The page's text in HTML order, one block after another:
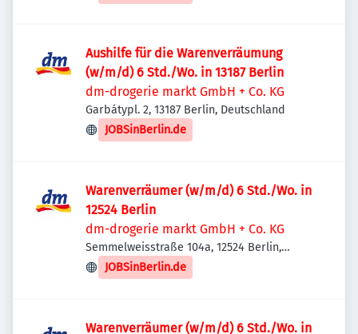
Aushilfe für die Warenverräumung
(w/m/d) 6 Std./Wo. in 13187 Berlin
dm-drogerie markt GmbH + Co. KG
Garbátypl. 2, 13187 Berlin, Deutschland
JOBSinBerlin.de
Warenverräumer (w/m/d) 6 Std./Wo. in
12524 Berlin
dm-drogerie markt GmbH + Co. KG
Semmelweisstraße 104a, 12524 Berlin,
Deutschland
JOBSinBerlin.de
Warenverräumer (w/m/d) 6 Std./Wo. in